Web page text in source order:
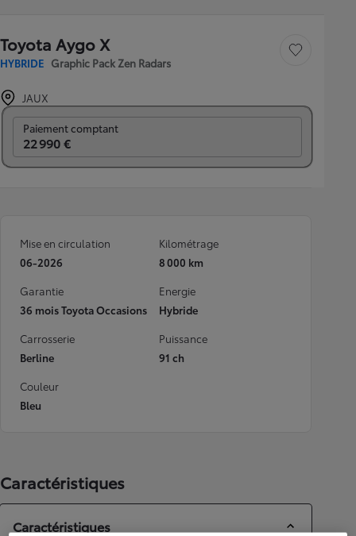
Toyota Aygo X
HYBRIDE Graphic Pack Zen Radars
Sauvegarder le
JAUX
Paiement comptant
22 990 €
Mise en circulation
06-2026
Kilométrage
8 000 km
Garantie
36 mois Toyota Occasions
Energie
Hybride
Carrosserie
Berline
Puissance
91 ch
Couleur
Bleu
Caractéristiques
Caractéristiques